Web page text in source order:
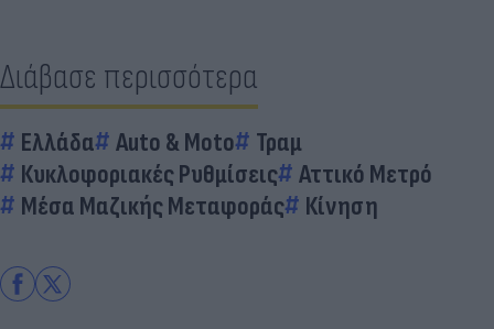
Διάβασε περισσότερα
Ελλάδα Auto & Moto
Τραμ
Κυκλοφοριακές Ρυθμίσεις
Αττικό Μετρό
Μέσα Μαζικής Μεταφοράς
Κίνηση